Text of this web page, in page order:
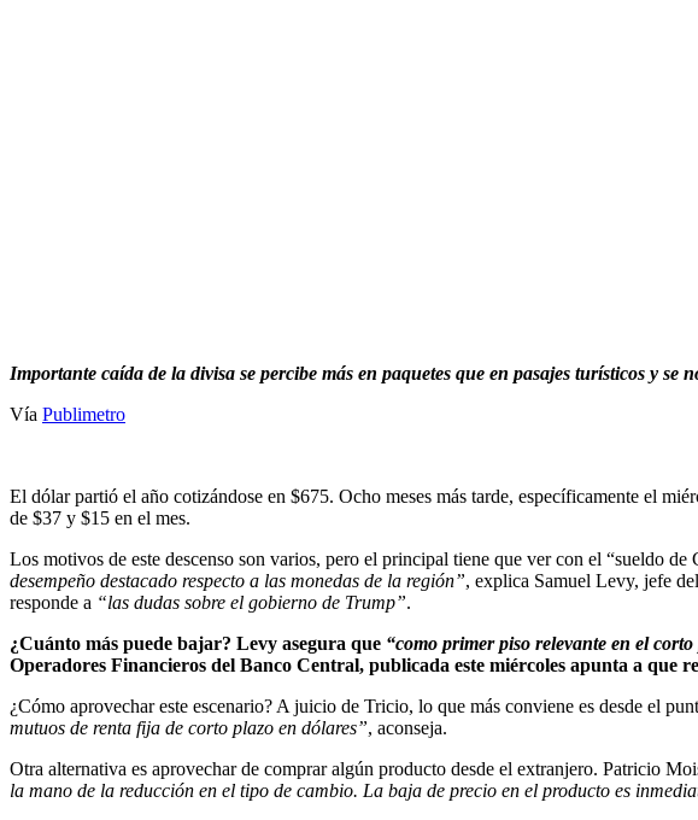
Importante caída de la divisa se percibe más en paquetes que en pasajes turísticos y
Vía Publimetro
El dólar partió el año cotizándose en $675. Ocho meses más tarde, específicamente el
de $37 y $15 en el mes.
Los motivos de este descenso son varios, pero el principal tiene que ver con el “sueldo de
desempeño destacado respecto a las monedas de la región”, explica Samuel Levy, jefe
responde a “las dudas sobre el gobierno de Trump”.
¿Cuánto más puede bajar? Levy asegura que “como primer piso relevante en el
Operadores Financieros del Banco Central, publicada este miércoles apunta a que
¿Cómo aprovechar este escenario? A juicio de Tricio, lo que más conviene es desde el
mutuos de renta fija de corto plazo en dólares”, aconseja.
Otra alternativa es aprovechar de comprar algún producto desde el extranjero. Patricio
la mano de la reducción en el tipo de cambio. La baja de precio en el producto es